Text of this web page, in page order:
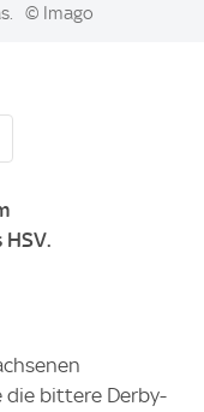
© Imago
die bittere Derby-